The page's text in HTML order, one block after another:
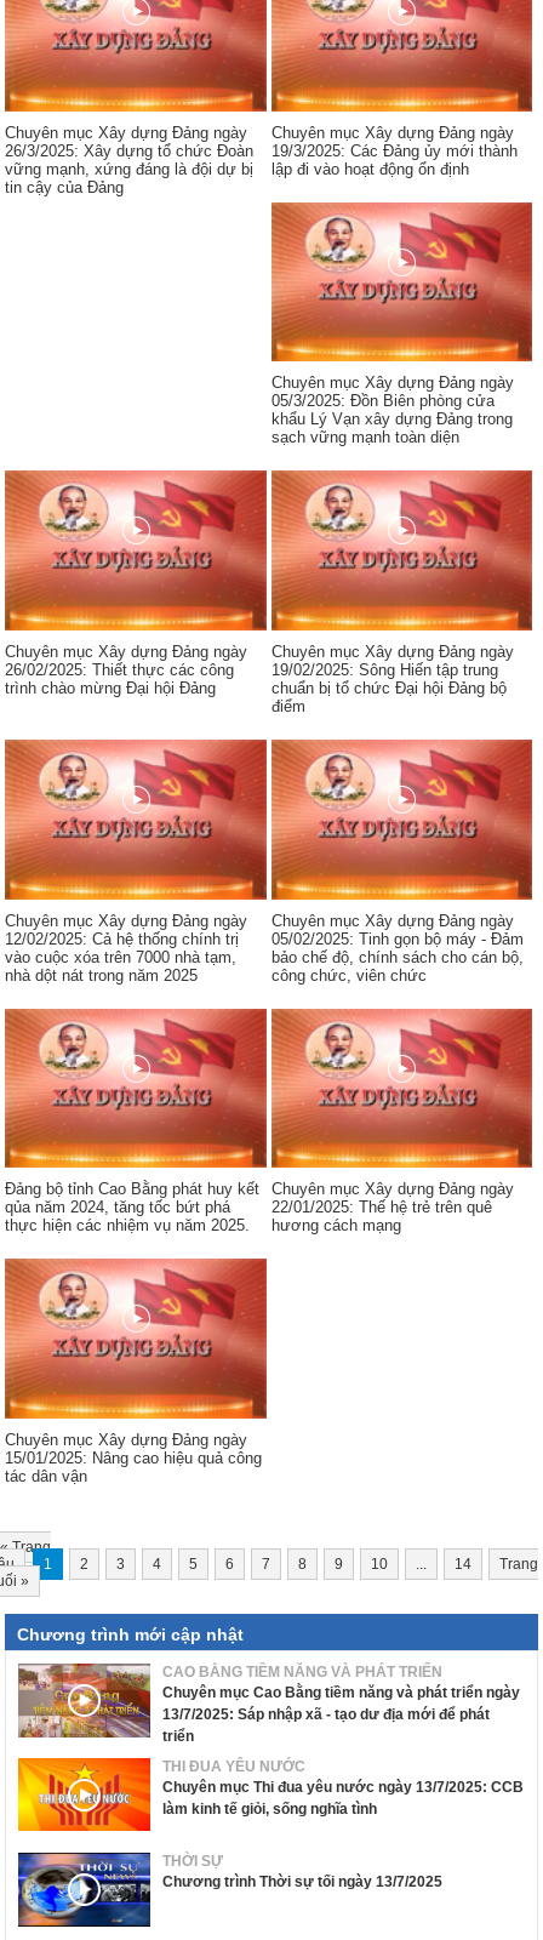
Chuyên mục Xây dựng Đảng ngày
26/3/2025: Xây dựng tổ chức Đoàn
vững mạnh, xứng đáng là đội dự bị
tin cậy của Đảng
Chuyên mục Xây dựng Đảng ngày
19/3/2025: Các Đảng ủy mới thành
lập đi vào hoạt động ổn định
Chuyên mục Xây dựng Đảng ngày
05/3/2025: Đồn Biên phòng cửa
khẩu Lý Vạn xây dựng Đảng trong
sạch vững mạnh toàn diện
Chuyên mục Xây dựng Đảng ngày
26/02/2025: Thiết thực các công
trình chào mừng Đại hội Đảng
Chuyên mục Xây dựng Đảng ngày
19/02/2025: Sông Hiến tập trung
chuẩn bị tổ chức Đại hội Đảng bộ
điểm
Chuyên mục Xây dựng Đảng ngày
12/02/2025: Cả hệ thống chính trị
vào cuộc xóa trên 7000 nhà tạm,
nhà dột nát trong năm 2025
Chuyên mục Xây dựng Đảng ngày
05/02/2025: Tinh gọn bộ máy - Đảm
bảo chế độ, chính sách cho cán bộ,
công chức, viên chức
Đảng bộ tỉnh Cao Bằng phát huy kết
qủa năm 2024, tăng tốc bứt phá
thực hiện các nhiệm vụ năm 2025.
Chuyên mục Xây dựng Đảng ngày
22/01/2025: Thế hệ trẻ trên quê
hương cách mạng
Chuyên mục Xây dựng Đảng ngày
15/01/2025: Nâng cao hiệu quả công
tác dân vận
«Trang
1 2 3 4 5 6 7 8 9 10 ... 14
Trang
»
Chương trình mới cập nhật
CAO BẰNG TIỀM NĂNG VÀ PHÁT TRIỂN
Chuyên mục Cao Bằng tiềm năng và phát triển ngày
13/7/2025: Sáp nhập xã - tạo dư địa mới để phát
triển
THI ĐUA YÊU NƯỚC
Chuyên mục Thi đua yêu nước ngày 13/7/2025: CCB
làm kinh tế giỏi, sống nghĩa tình
THỜI SỰ
Chương trình Thời sự tối ngày 13/7/2025